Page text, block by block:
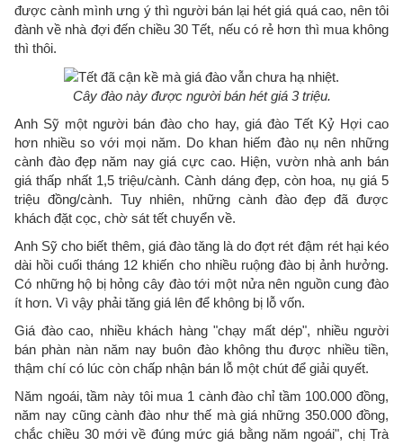
được cành mình ưng ý thì người bán lại hét giá quá cao, nên tôi
đành về nhà đợi đến chiều 30 Tết, nếu có rẻ hơn thì mua không
thì thôi.
Cây đào này được người bán hét giá 3 triệu.
Anh Sỹ một người bán đào cho hay, giá đào Tết Kỷ Hợi cao
hơn nhiều so với mọi năm. Do khan hiếm đào nụ nên những
cành đào đẹp năm nay giá cực cao. Hiện, vườn nhà anh bán
giá thấp nhất 1,5 triệu/cành. Cành dáng đẹp, còn hoa, nụ giá 5
triệu đồng/cành. Tuy nhiên, những cành đào đẹp đã được
khách đặt cọc, chờ sát tết chuyển về.
Anh Sỹ cho biết thêm, giá đào tăng là do đợt rét đậm rét hại kéo
dài hồi cuối tháng 12 khiến cho nhiều ruộng đào bị ảnh hưởng.
Có những hộ bị hỏng cây đào tới một nửa nên nguồn cung đào
ít hơn. Vì vậy phải tăng giá lên để không bị lỗ vốn.
Giá đào cao, nhiều khách hàng "chạy mất dép", nhiều người
bán phàn nàn năm nay buôn đào không thu được nhiều tiền,
thậm chí có lúc còn chấp nhận bán lỗ một chút để giải quyết.
Năm ngoái, tầm này tôi mua 1 cành đào chỉ tầm 100.000 đồng,
năm nay cũng cành đào như thế mà giá những 350.000 đồng,
chắc chiều 30 mới về đúng mức giá bằng năm ngoái", chị Trà